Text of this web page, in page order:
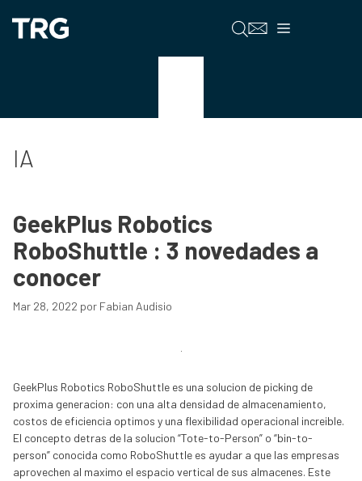
contenido
Menú
IA
GeekPlus Robotics
RoboShuttle : 3 novedades a
conocer
Mar 28, 2022 por Fabian Audisio
GeekPlus Robotics RoboShuttle es una solucion de picking de
proxima generacion: con una alta densidad de almacenamiento,
costos de eficiencia optimos y una flexibilidad operacional increible.
El concepto detras de la solucion “Tote-to-Person” o “bin-to-
person” conocida como RoboShuttle es ayudar a que las empresas
aprovechen al maximo el espacio vertical de sus almacenes. Este